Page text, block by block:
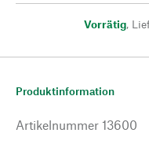
Vorrätig,
Produktinformation
Artikelnummer 13600